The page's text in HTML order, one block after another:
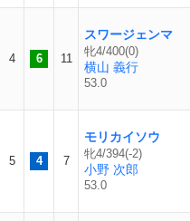
4 6 11
スワージェンマ
牝4/400(0)
横山 義行
53.0
5 4 7
モリカイソウ
牝4/394(-2)
小野 次郎
53.0